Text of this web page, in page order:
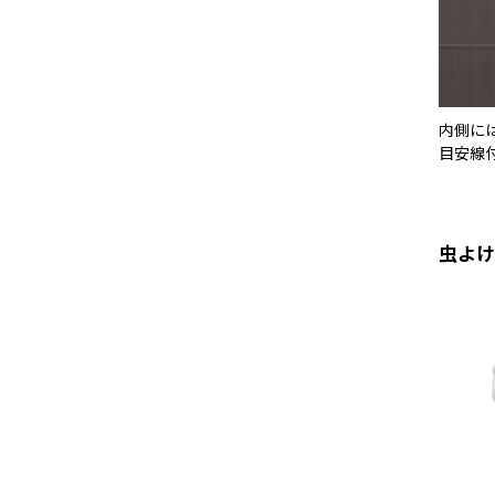
内側に
目安線
虫よ